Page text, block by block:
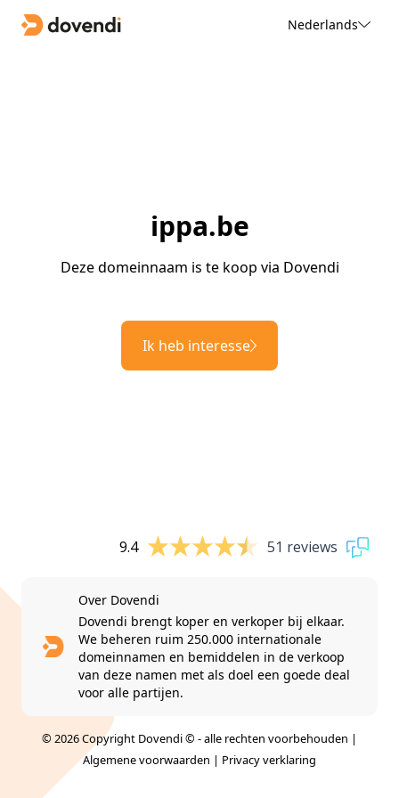
Nederlands
ippa.be
Deze domeinnaam is te koop via Dovendi
Ik heb interesse
9.4 51 reviews
Over Dovendi
Dovendi brengt koper en verkoper bij elkaar.
We beheren ruim 250.000 internationale
domeinnamen en bemiddelen in de verkoop
van deze namen met als doel een goede deal
voor alle partijen.
© 2026 Copyright Dovendi © - alle rechten voorbehouden |
Algemene voorwaarden | Privacy verklaring